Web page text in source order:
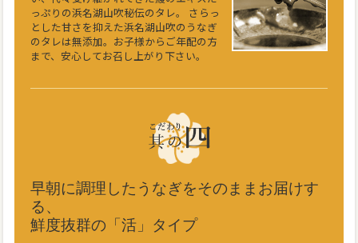
っぷりの浜名湖山吹秘伝のタレ。 さらっ
とした甘さを抑えた浜名湖山吹のうなぎ
のタレは無添加。お子様からご年配の方
まで、安心してお召し上がり下さい。
早朝に調理したうなぎをそのままお届けす
る、
鮮度抜群の「活」タイプ